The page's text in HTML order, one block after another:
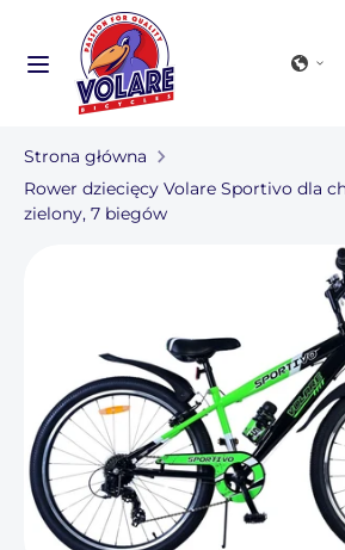
SzukaćPrzeglądaj
nasz
sklep
Zamknij
wyszukiwanie
SzukaćPrzeglądaj
sklep
Kolekcja rowerów
Dla firm
Strona główna
Rower dziecięcy Volare Sportivo dla
zielony, 7 biegów